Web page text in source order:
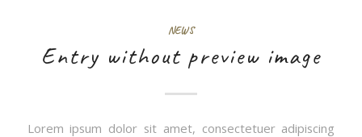
NEWS
Entry without preview image
Lorem ipsum dolor sit amet, consectetuer adipiscing